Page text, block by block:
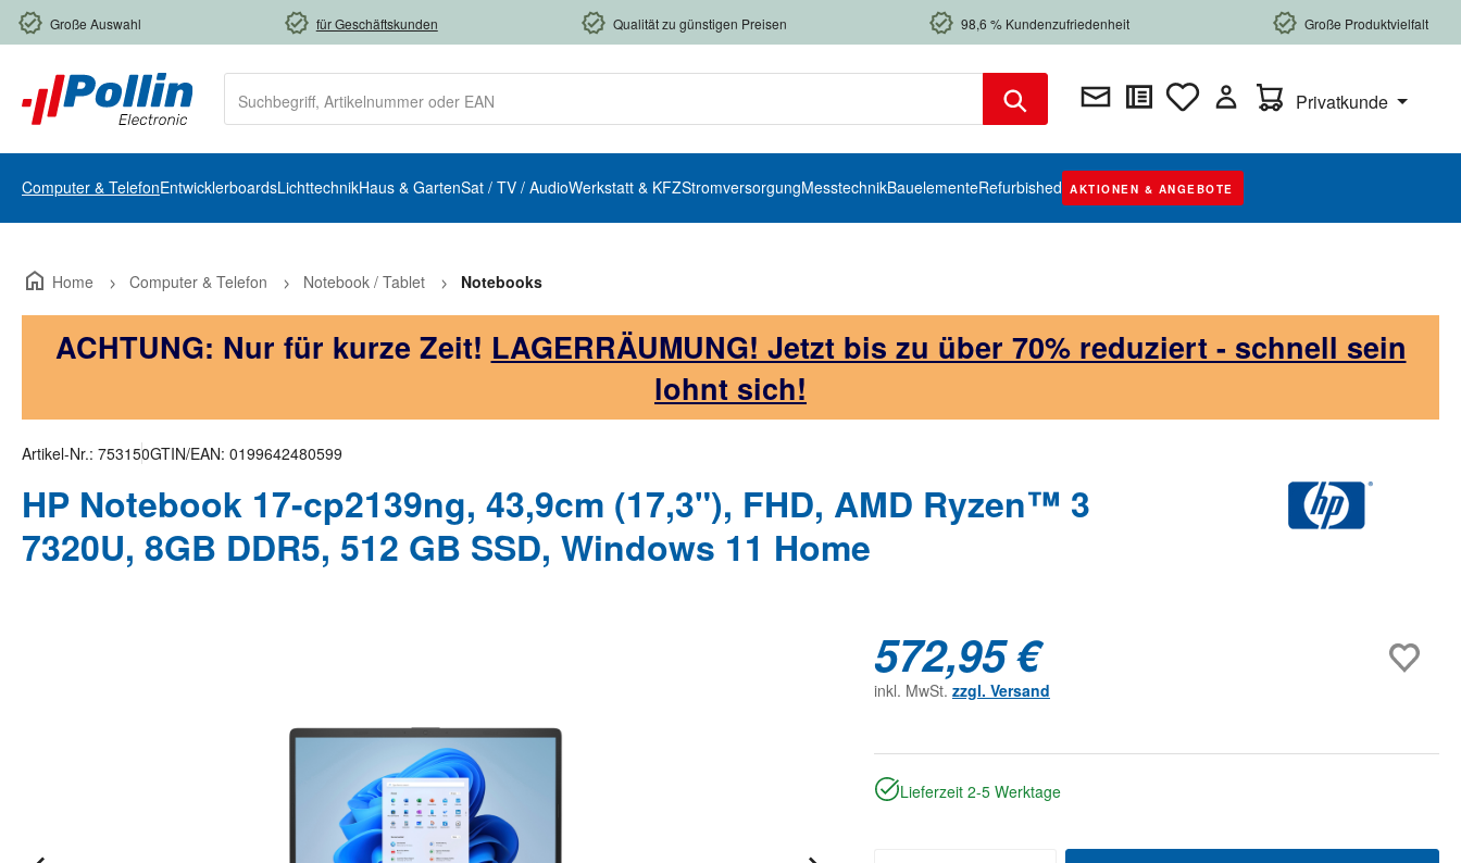
Hauptinhalt springen
Zur Suche springen
Zur Hauptnavigation springen
Große Auswahl für Geschäftskunden Qualität zu günstigen Preisen 98,6 % Kundenzufriedenheit Große Produktvielfalt
Warenkorb enthält 0
Privatkunde
Computer & TelefonEntwicklerboardsLichttechnikHaus & GartenSat / TV / AudioWerkstatt & KFZStromversorgungMesstechnikBauelementeRefurbished AKTIONEN & ANGEBOTE
Home Computer & Telefon Notebook / Tablet Notebooks
ACHTUNG: Nur für kurze Zeit! LAGERRÄUMUNG! Jetzt bis zu über 70% reduziert - schnell sein
lohnt sich!
Artikel-Nr.: 753150GTIN/EAN: 0199642480599
HP Notebook 17-cp2139ng, 43,9cm (17,3"), FHD, AMD Ryzen™ 3
7320U, 8GB DDR5, 512 GB SSD, Windows 11 Home
572,95 €
inkl. MwSt. zzgl. Versand
Lieferzeit 2-5 Werktage